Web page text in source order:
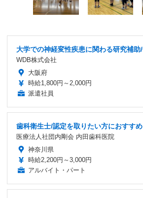
大学での神経変性疾患に関わる研究補助
WDB株式会社
大阪府
時給1,800円～2,000円
派遣社員
歯科衛生士/認定を取りたい方におすすめ
医療法人社団内剛会 内田歯科医院
神奈川県
時給2,200円～3,000円
アルバイト・パート